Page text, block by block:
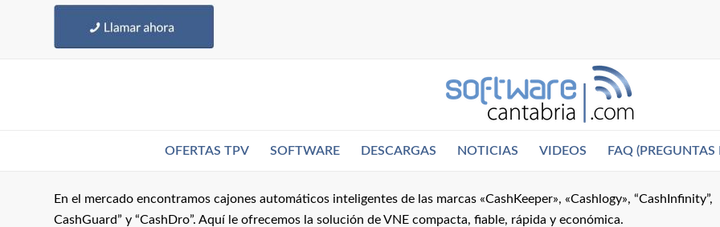
OFERTAS TPV SOFTWARE DESCARGAS NOTICIAS VIDEOS FAQ (PREGUNTAS
En el mercado encontramos cajones automáticos inteligentes de las marcas «CashKeeper», «Cashlogy», “CashInfinity”,
CashGuard” y “CashDro”. Aquí le ofrecemos la solución de VNE compacta, fiable, rápida y económica.